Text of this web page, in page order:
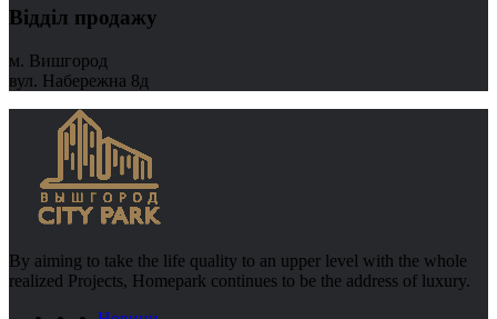
Відділ продажу
м. Вишгород
вул. Набережна 8д
By aiming to take the life quality to an upper level with the whole
realized Projects, Homepark continues to be the address of luxury.